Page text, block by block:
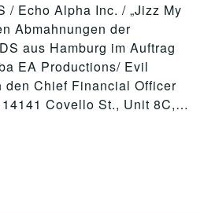
/ Echo Alpha Inc. / „Jizz My
Abmahnungen der
aus Hamburg im Auftrag
EA Productions/ Evil
den Chief Financial Officer
14141 Covello St., Unit 8C,…